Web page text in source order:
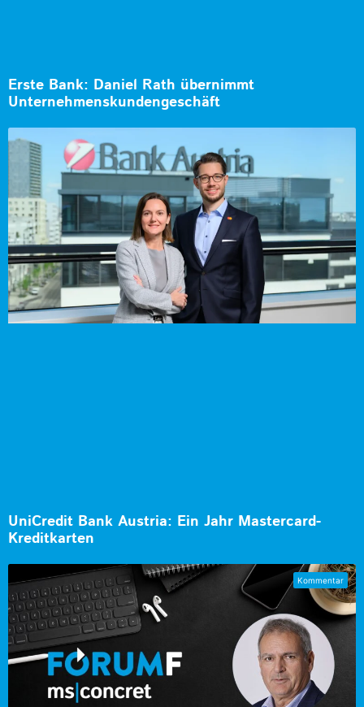
Erste Bank: Daniel Rath übernimmt
Unternehmenskundengeschäft
UniCredit Bank Austria: Ein Jahr Mastercard-
Kreditkarten